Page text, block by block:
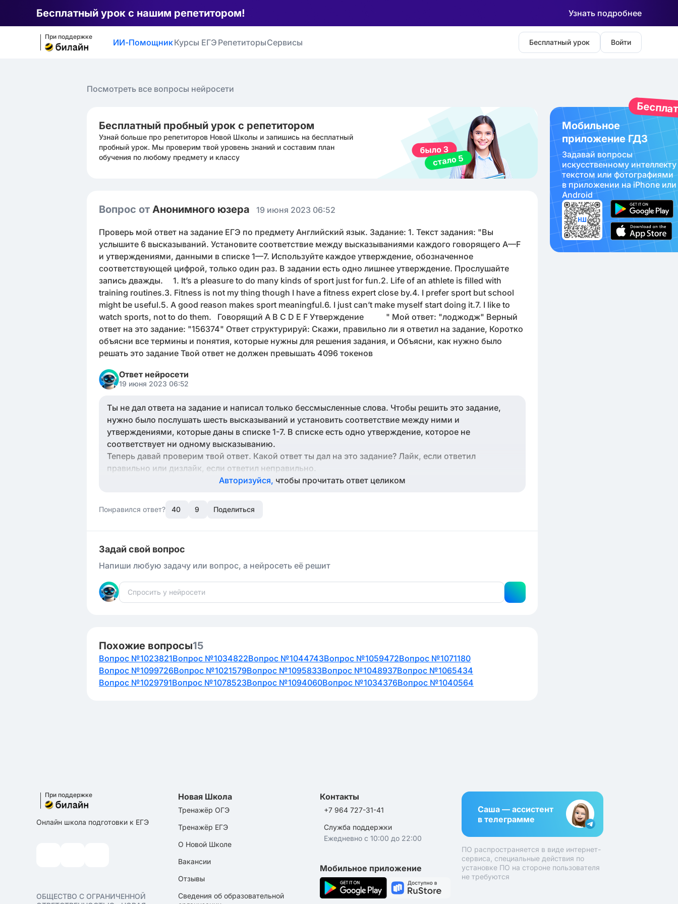
Бесплатный урок с нашим репетитором! Узнать подробнее
При поддержке
ИИ-ПомощникКурсы ЕГЭ РепетиторыСервисы Бесплатный урок Войти
Посмотреть все вопросы нейросети
Бесплатный пробный урок с репетитором
Узнай больше про репетиторов Новой Школы и запишись на бесплатный
пробный урок. Мы проверим твой уровень знаний и составим план
обучения по любому предмету и классу
Вопрос от Анонимного юзера 19 июня 2023 06:52
Проверь мой ответ на задание ЕГЭ по предмету Английский язык. Задание: 1. Текст задания: "Вы
услышите 6 высказываний. Установите соответствие между высказываниями каждого говорящего A—F
и утверждениями, данными в списке 1—7. Используйте каждое утверждение, обозначенное
соответствующей цифрой, только один раз. В задании есть одно лишнее утверждение. Прослушайте
запись дважды. 1. It’s a pleasure to do many kinds of sport just for fun.2. Life of an athlete is filled with
training routines.3. Fitness is not my thing though I have a fitness expert close by.4. I prefer sport but school
might be useful.5. A good reason makes sport meaningful.6. I just can’t make myself start doing it.7. I like to
watch sports, not to do them. Говорящий A B C D E F Утверждение " Мой ответ: "лоджодж" Верный
ответ на это задание: "156374" Ответ структурируй: Скажи, правильно ли я ответил на задание, Коротко
объясни все термины и понятия, которые нужны для решения задания, и Объясни, как нужно было
решать это задание Твой ответ не должен превышать 4096 токенов
Ответ нейросети
19 июня 2023 06:52
Ты не дал ответа на задание и написал только бессмысленные слова. Чтобы решить это задание,
нужно было послушать шесть высказываний и установить соответствие между ними и
утверждениями, которые даны в списке 1-7. В списке есть одно утверждение, которое не
соответствует ни одному высказыванию.
Теперь давай проверим твой ответ. Какой ответ ты дал на это задание? Лайк, если ответил
правильно или дизлайк, если ответил неправильно.
Авторизуйся, чтобы прочитать ответ целиком
Понравился ответ? 40 9 Поделиться
Задай свой вопрос
Напиши любую задачу или вопрос, а нейросеть её решит
Похожие вопросы15
Вопрос №1023821Вопрос №1034822Вопрос №1044743Вопрос №1059472Вопрос №1071180
Вопрос №1099726Вопрос №1021579Вопрос №1095833Вопрос №1048937Вопрос №1065434
Вопрос №1029791Вопрос №1078523Вопрос №1094060Вопрос №1034376Вопрос №1040564
Мобильное
приложение ГДЗ
Задавай вопросы
искуcственному интеллекту
текстом или фотографиями
в приложении на iPhone или
Android
При поддержке
Онлайн школа подготовки к ЕГЭ
ОБЩЕСТВО С ОГРАНИЧЕННОЙ
Новая Школа
Тренажёр ОГЭ
Тренажёр ЕГЭ
О Новой Школе
Вакансии
Отзывы
Сведения об образовательной
Контакты
+7 964 727-31-41
Служба поддержки
Ежедневно с 10:00 до 22:00
Мобильное приложение
Саша — ассистент
в телеграмме
ПО распространяется в виде интернет-
сервиса, специальные действия по
установке ПО на стороне пользователя
не требуются